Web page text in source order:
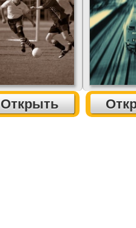
Открыть